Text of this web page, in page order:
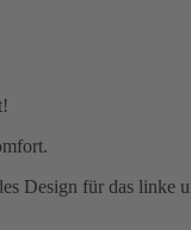
Design für das linke